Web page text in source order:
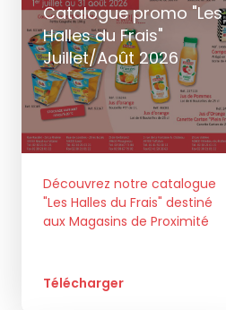
Catalogue promo "Les
Halles du Frais"
Juillet/Août 2026
Découvrez notre catalogue
"Les Halles du Frais" destiné
aux Magasins de Proximité
Télécharger